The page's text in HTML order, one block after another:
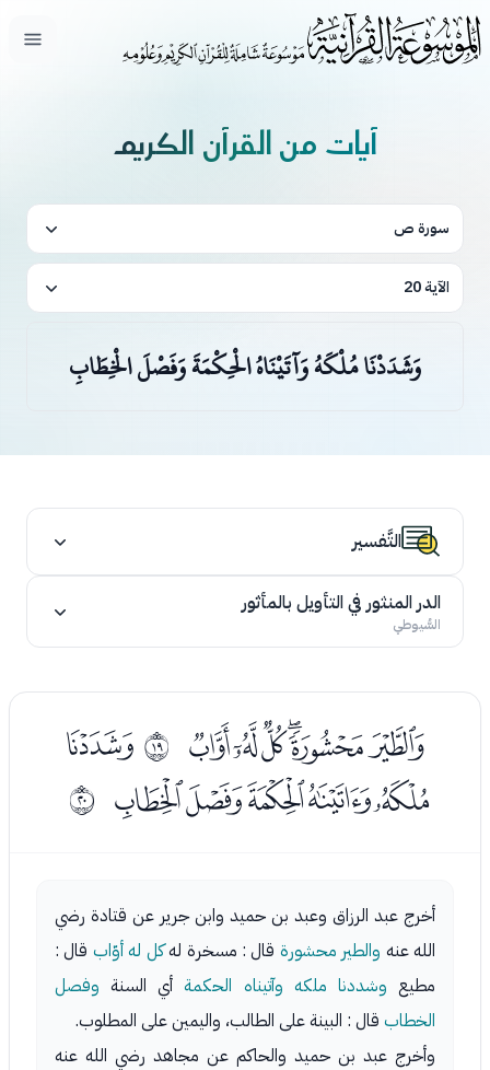
فتح
آيات من القرآن الكريم
سورة ص
الآية 20
وَشَدَدْنَا مُلْكَهُ وَآتَيْنَاهُ الْحِكْمَةَ وَفَصْلَ الْخِطَابِ
التَّفسير
الدر المنثور في التأويل بالمأثور
السُّيوطي
ﭦﭧﭨﭩﭪﭫ ﰒﭭ
ﭮﭯﭰﭱﭲ ﰓ
أخرج عبد الرزاق وعبد بن حميد وابن جرير عن قتادة رضي
الله عنه والطير محشورة قال : مسخرة لهكل له أوّاب قال :
مطيع وشددنا ملكه وآتيناه الحكمة أي السنة وفصل
الخطاب قال : البينة على الطالب، واليمين على المطلوب.
وأخرج عبد بن حميد والحاكم عن مجاهد رضي الله عنه